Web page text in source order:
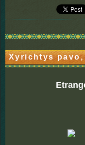
Xyrichtys